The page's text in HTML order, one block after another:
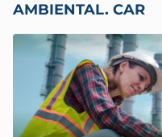
AMBIENTAL. CAR